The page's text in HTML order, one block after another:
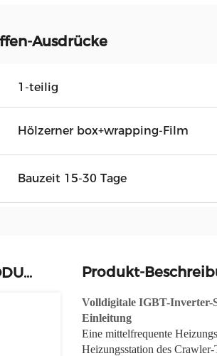
Ausdrücke
1-teilig
Hölzerner box+wrapping-Film
Bauzeit 15-30 Tage
VERWANDTE PRODUKTE Produkt-
Volldigitale IGBT-Inverter-
Einleitung
Eine mittelfrequente
Heizungsstation des